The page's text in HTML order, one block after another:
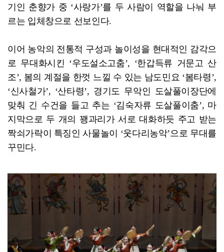
기인 춘향가 중 ‘사랑가’를 두 사람이 역할을 나눠 부
르는 입체창으로 선보인다.
이어 농악의 전통적 구성과 놀이성을 현대적인 감각으
로 무대화시킨 ‘우도설소고춤’, ‘한갑득류 거문고 산
조’, 봄의 계절을 한껏 느낄 수 있는 남도민요 ‘봄타령’,
‘신사철가’, ‘산타령’, 경기도 무악인 도살풀이장단에
맞춰 긴 수건을 들고 추는 ‘김숙자류 도살풀이춤’, 마
지막으로 두 개의 꽹과리가 서로 대화하듯 주고 받는
짝쇠가락이 특징인 사물놀이 ‘웃다리농악’으로 무대를
꾸민다.